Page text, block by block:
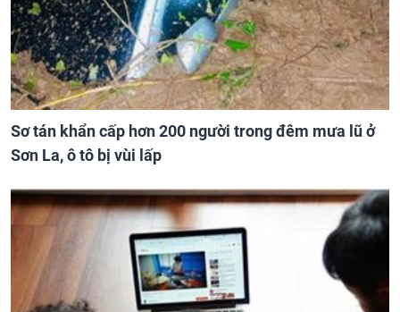
Sơ tán khẩn cấp hơn 200 người trong đêm mưa lũ ở
Sơn La, ô tô bị vùi lấp